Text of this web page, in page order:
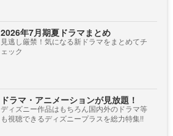
2026年7月期夏ドラマまとめ
見逃し厳禁！気になる新ドラマをまとめてチ
ェック
ドラマ・アニメーションが見放題！
ディズニー作品はもちろん国内外のドラマ等
も視聴できるディズニープラスを総力特集!!